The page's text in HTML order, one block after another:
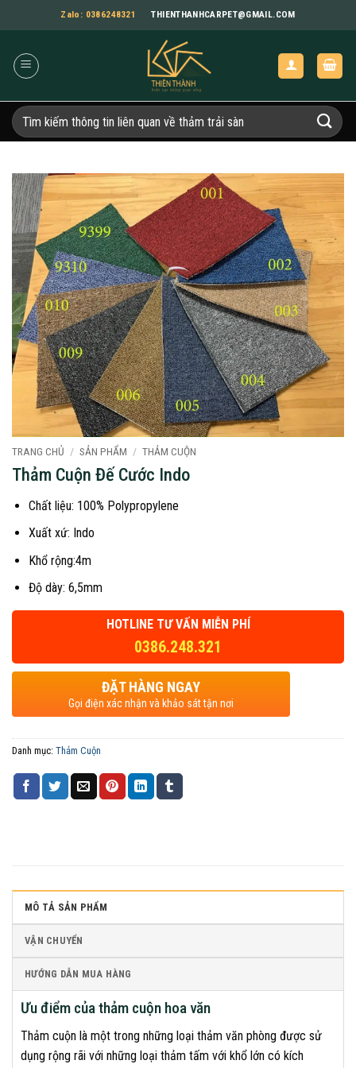
qua
dung
Zalo: 0386248321 THIENTHANHCARPET@GMAIL.COM
Tìm
kiếm:
TRANG CHỦ / SẢN PHẨM / THẢM CUỘN
Thảm Cuộn Đế Cước Indo
Chất liệu: 100% Polypropylene
Xuất xứ: Indo
Khổ rộng:4m
Độ dày: 6,5mm
HOTLINE TƯ VẤN MIỄN PHÍ
0386.248.321
ĐẶT HÀNG NGAY
Gọi điện xác nhận và khảo sát tận nơi
Danh mục: Thảm Cuộn
MÔ TẢ SẢN PHẨM
VẬN CHUYỂN
HƯỚNG DẪN MUA HÀNG
Ưu điểm của thảm cuộn hoa văn
Thảm cuộn là một trong những loại thảm văn phòng được sử
dụng rộng rãi với những loại thảm tấm với khổ lớn có kích